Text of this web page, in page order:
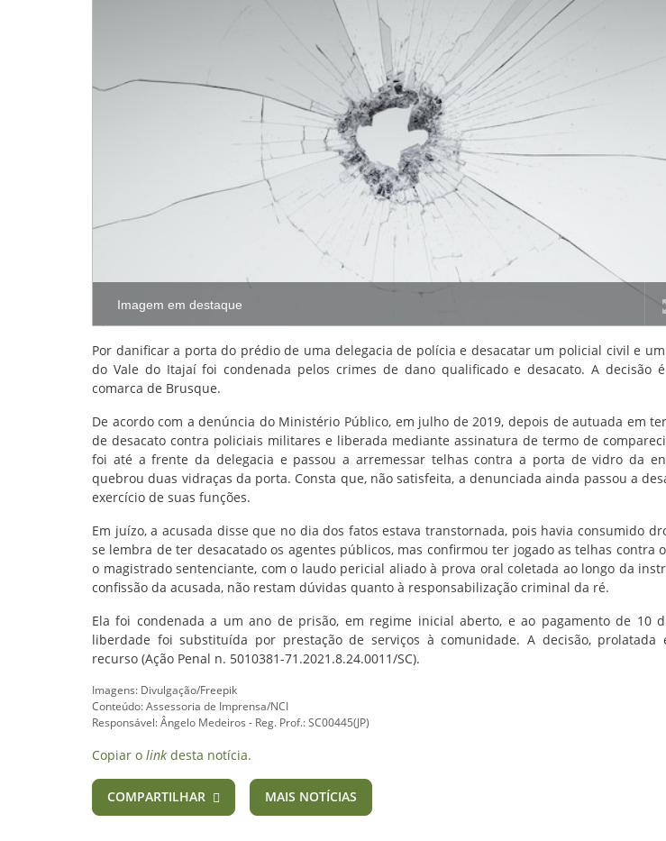
Imagem em destaque
Por danificar a porta do prédio de uma delegacia de polícia e desacatar um policial civil e
do Vale do Itajaí foi condenada pelos crimes de dano qualificado e desacato. A decisão
comarca de Brusque.
De acordo com a denúncia do Ministério Público, em julho de 2019, depois de autuada em
de desacato contra policiais militares e liberada mediante assinatura de termo de
foi até a frente da delegacia e passou a arremessar telhas contra a porta de vidro da
quebrou duas vidraças da porta. Consta que, não satisfeita, a denunciada ainda passou a
exercício de suas funções.
Em juízo, a acusada disse que no dia dos fatos estava transtornada, pois havia consumido
se lembra de ter desacatado os agentes públicos, mas confirmou ter jogado as telhas contra
o magistrado sentenciante, com o laudo pericial aliado à prova oral coletada ao longo da
confissão da acusada, não restam dúvidas quanto à responsabilização criminal da ré.
Ela foi condenada a um ano de prisão, em regime inicial aberto, e ao pagamento de 10
liberdade foi substituída por prestação de serviços à comunidade. A decisão,
recurso (Ação Penal n. 5010381-71.2021.8.24.0011/SC).
Imagens: Divulgação/Freepik
Conteúdo: Assessoria de Imprensa/NCI
Responsável: Ângelo Medeiros - Reg. Prof.: SC00445(JP)
Copiar o link desta notícia.
COMPARTILHAR MAIS NOTÍCIAS